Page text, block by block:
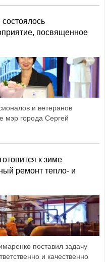
посвященное
и ветеранов
мэр города Сергей
к зиме
ремонт тепло- и
поставил задачу
и качественно